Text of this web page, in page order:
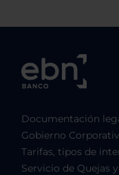
Documentación
Gobierno
Tarifas, tipos de
Servicio de Quejas